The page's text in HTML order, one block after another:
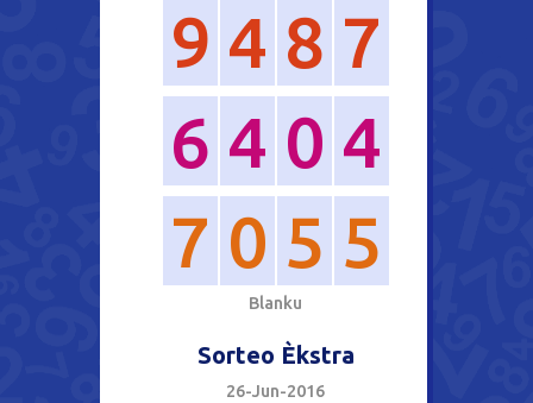
9 4 8 7
6 4 0 4
7 0 5 5
Blanku
Sorteo Èkstra
26-Jun-2016